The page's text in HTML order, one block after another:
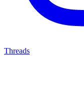
Threads